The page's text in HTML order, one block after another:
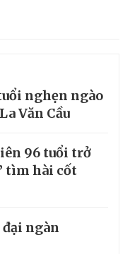
nghẹn ngào
Văn Cầu
96 tuổi trở
tìm hài cốt
đại ngàn